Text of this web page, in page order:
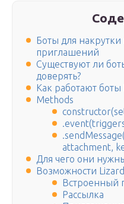
Боты для
приглашений
Существуют ли
доверять?
Как работают боты
Methods
attachment,
Для чего они
Возможности
Встроенный
Рассылка